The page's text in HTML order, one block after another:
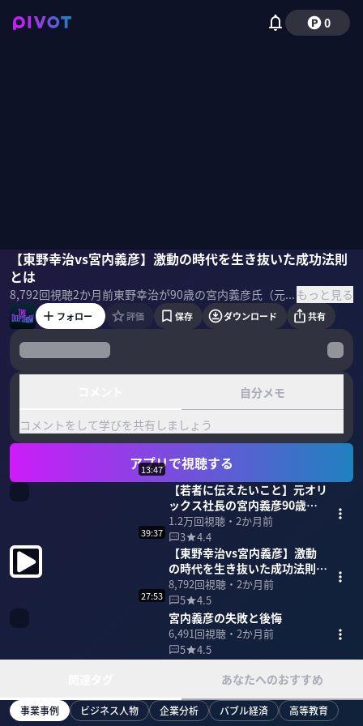
0
【東野幸治vs宮内義彦】激動の時代を生き抜いた成功法則
とは
8,792回視聴2か月前 東野幸治が90歳の宮内義彦氏（元オリックス社長）に忖度なく切り込む。「大人は信用できない」と感じた敗戦体験、バブル崩壊をいち早く察知した嗅覚、アメリカ留学と就職活動。激動の時代を生き抜いた経営者の成功法則とは。 ＜MC＞ 東野幸治｜お笑いタレント 加藤シルビア｜アシスタント ＜ゲスト＞ 宮内義彦｜オリックス シニア・チェアマン ＜目次＞ もっと見る
東野幸治加藤シルビア宮内義彦
フォロー 評価 保存 ダウンロード 共有
自分メモ
コメントをして学びを共有しましょう
アプリで視聴する
13:47
【若者に伝えたいこと】元オリ
ックス社長の宮内義彦90歳に
密着
1.2万回視聴・ 2か月前
3
4.4
39:37
【東野幸治vs宮内義彦】激動
の時代を生き抜いた成功法則と
は
8,792回視聴・ 2か月前
5
4.5
27:53
宮内義彦の失敗と後悔
6,491回視聴・ 2か月前
5
4.5
あなたへのおすすめ
事業事例 ビジネス人物 企業分析 バブル経済 高等教育